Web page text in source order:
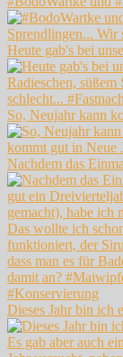
Heute gab's bei
So, Neujahr kann
Nachdem das
Dieses Jahr bin ich